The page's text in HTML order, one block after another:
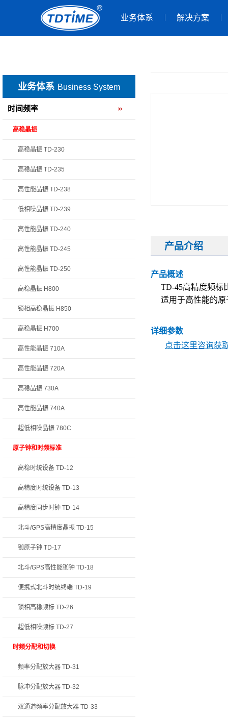
业务体系 解决方案
业务体系 Business System
时间频率
高稳晶振
高稳晶振 TD-230
高稳晶振 TD-235
高性能晶振 TD-238
低相噪晶振 TD-239
高性能晶振 TD-240
高性能晶振 TD-245
高性能晶振 TD-250
高稳晶振 H800
锁相高稳晶振 H850
高稳晶振 H700
高性能晶振 710A
高性能晶振 720A
高稳晶振 730A
高性能晶振 740A
超低相噪晶振 780C
原子钟和时频标准
高稳时统设备 TD-12
高精度时统设备 TD-13
高精度同步时钟 TD-14
北斗/GPS高精度晶振 TD-15
铷原子钟 TD-17
北斗/GPS高性能铷钟 TD-18
便携式北斗时统终端 TD-19
锁相高稳频标 TD-26
超低相噪频标 TD-27
时频分配和切换
频率分配放大器 TD-31
脉冲分配放大器 TD-32
双通道频率分配放大器 TD-33
产品介绍
产品概述
TD-45高精度频标
适用于高性能的
详细参数
点击这里咨询获